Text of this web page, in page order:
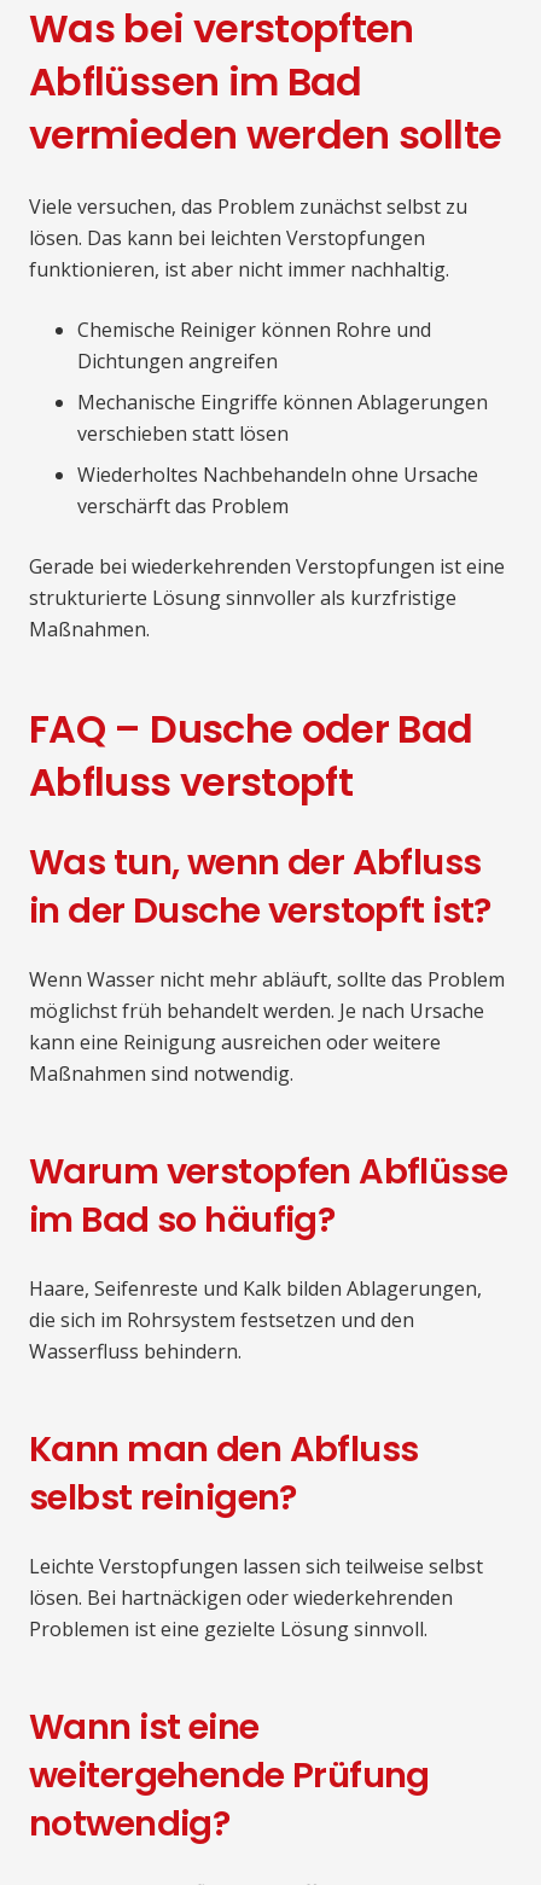
Was bei verstopften
Abflüssen im Bad
vermieden werden sollte
Viele versuchen, das Problem zunächst selbst zu
lösen. Das kann bei leichten Verstopfungen
funktionieren, ist aber nicht immer nachhaltig.
Chemische Reiniger können Rohre und
Dichtungen angreifen
Mechanische Eingriffe können Ablagerungen
verschieben statt lösen
Wiederholtes Nachbehandeln ohne Ursache
verschärft das Problem
Gerade bei wiederkehrenden Verstopfungen ist eine
strukturierte Lösung sinnvoller als kurzfristige
Maßnahmen.
FAQ – Dusche oder Bad
Abfluss verstopft
Was tun, wenn der Abfluss
in der Dusche verstopft ist?
Wenn Wasser nicht mehr abläuft, sollte das Problem
möglichst früh behandelt werden. Je nach Ursache
kann eine Reinigung ausreichen oder weitere
Maßnahmen sind notwendig.
Warum verstopfen Abflüsse
im Bad so häufig?
Haare, Seifenreste und Kalk bilden Ablagerungen,
die sich im Rohrsystem festsetzen und den
Wasserfluss behindern.
Kann man den Abfluss
selbst reinigen?
Leichte Verstopfungen lassen sich teilweise selbst
lösen. Bei hartnäckigen oder wiederkehrenden
Problemen ist eine gezielte Lösung sinnvoll.
Wann ist eine
weitergehende Prüfung
notwendig?